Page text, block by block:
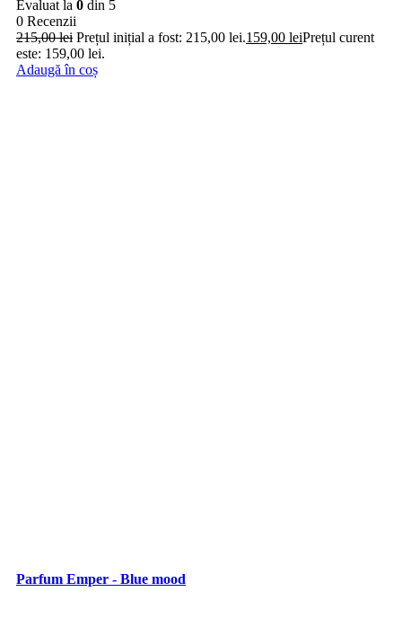
Evaluat la 0 din 5
0 Recenzii
215,00lei Prețul inițial a fost: 215,00 lei.159,00 leiPrețul curent
este: 159,00 lei.
Adaugă în coș
Parfum Emper - Blue mood